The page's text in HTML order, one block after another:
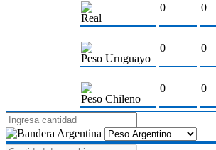
Real
0 0
Peso Uruguayo
0 0
Peso Chileno
0 0